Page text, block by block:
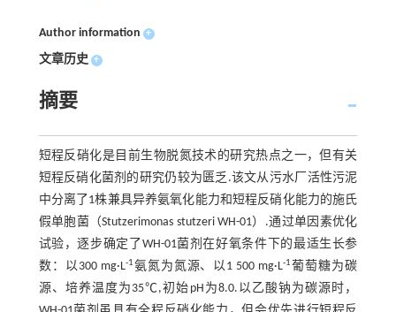
Author information +
文章历史 +
摘要
短程反硝化是目前生物脱氮技术的研究热点之一，但有关
短程反硝化菌剂的研究仍较为匮乏.该文从污水厂活性污泥
中分离了1株兼具异养氨氧化能力和短程反硝化能力的施氏
假单胞菌（Stutzerimonas stutzeri WH-01）.通过单因素优化
试验，逐步确定了WH-01菌剂在好氧条件下的最适生长参
数：以300 mg·L-1氨氮为氮源、以1 500 mg·L-1葡萄糖为碳
源、培养温度为35℃,初始pH为8.0.以乙酸钠为碳源时，